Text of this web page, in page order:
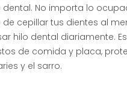
dental. No importa lo
de cepillar tus dientes al
hilo dental diariamente.
de comida y placa,
y el sarro.